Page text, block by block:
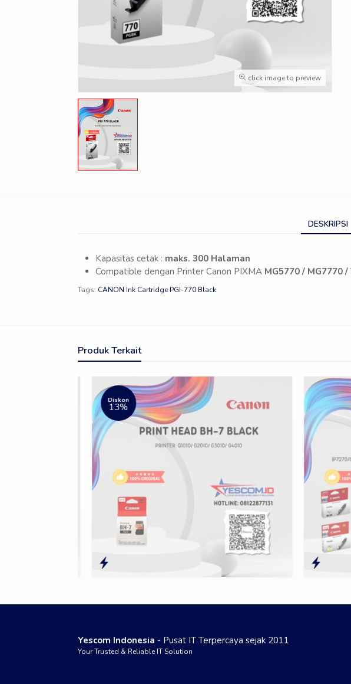
click image to preview
DESKRIPSI
Kapasitas cetak : maks. 300 Halaman
Compatible dengan Printer Canon PIXMA MG5770 / MG7770 /
Tags: CANON Ink Cartridge PGI-770 Black
Produk Terkait
Diskon
13%
Yescom Indonesia - Pusat IT Terpercaya sejak 2011
Your Trusted & Reliable IT Solution